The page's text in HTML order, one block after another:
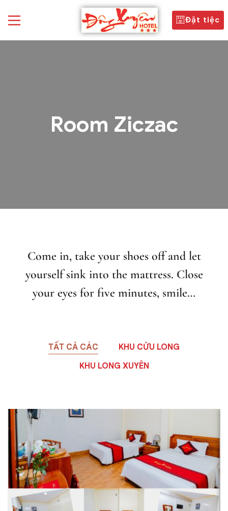
Đặt tiệc
Room Ziczac
Come in, take your shoes off and let
yourself sink into the mattress. Close
your eyes for five minutes, smile…
TẤT CẢ CÁC
KHU CỬU LONG
KHU LONG XUYÊN